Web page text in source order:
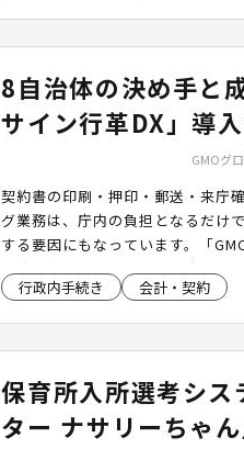
8自治体の決め手と
サイン行革DX」導
GMOグ
契約書の印刷・押印・郵送・来庁
グ業務は、庁内の負担となるだけ
する要因にもなっています。「
契約手続きを効率化し、全庁的な
自治体の実務に寄り添った運用方
行政内手続き 会計・契約
保育所入所選考シス
ター ナサリーちゃん